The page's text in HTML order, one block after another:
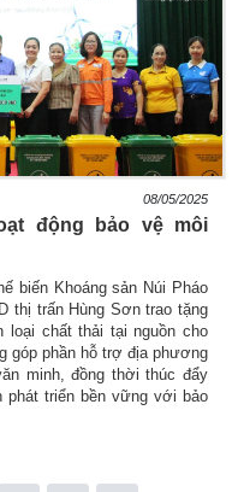
08/05/2025
động bảo vệ môi
biến Khoáng sản Núi Pháo
thị trấn Hùng Sơn trao tặng
loại chất thải tại nguồn cho
góp phần hỗ trợ địa phương
minh, đồng thời thúc đẩy
phát triển bền vững với bảo